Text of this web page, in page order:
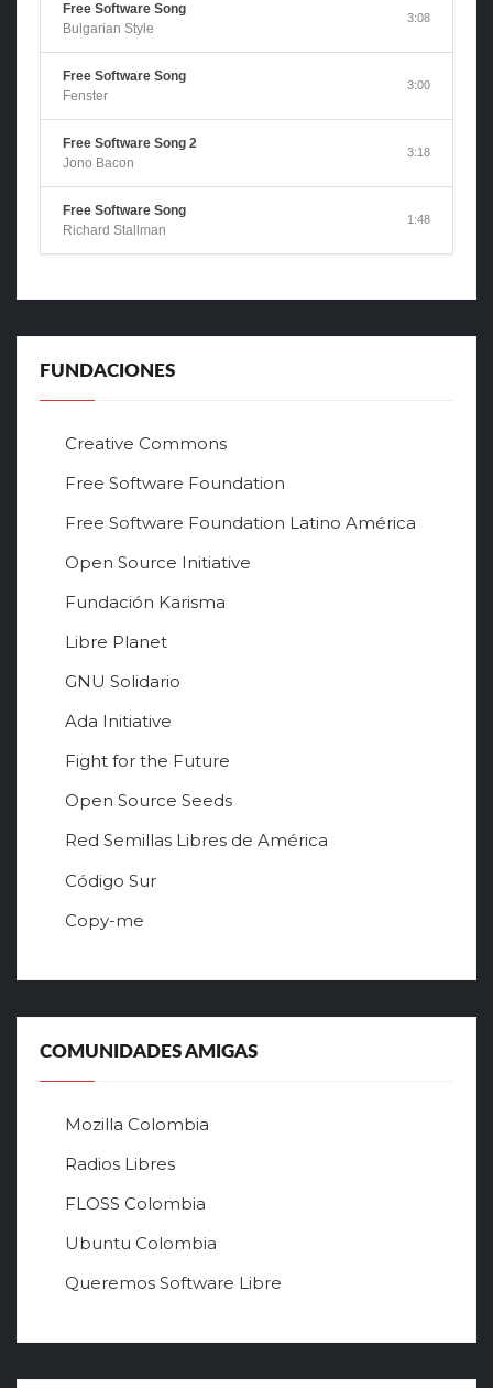
Free Software Song
Bulgarian Style
3:08
Free Software Song
Fenster
3:00
Free Software Song 2
Jono Bacon
3:18
Free Software Song
Richard Stallman
1:48
FUNDACIONES
Creative Commons
Free Software Foundation
Free Software Foundation Latino América
Open Source Initiative
Fundación Karisma
Libre Planet
GNU Solidario
Ada Initiative
Fight for the Future
Open Source Seeds
Red Semillas Libres de América
о
и
л
ь
й
а
т
л
ч
о
Código Sur
Copy-me
COMUNIDADES AMIGAS
Mozilla Colombia
Radios Libres
FLOSS Colombia
Ubuntu Colombia
Queremos Software Libre